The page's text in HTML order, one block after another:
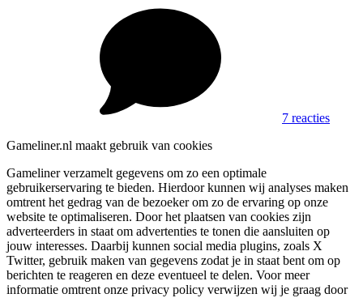
7 reacties
Gameliner.nl maakt gebruik van cookies
Gameliner verzamelt gegevens om zo een optimale
gebruikerservaring te bieden. Hierdoor kunnen wij analyses maken
omtrent het gedrag van de bezoeker om zo de ervaring op onze
website te optimaliseren. Door het plaatsen van cookies zijn
adverteerders in staat om advertenties te tonen die aansluiten op
jouw interesses. Daarbij kunnen social media plugins, zoals X
Twitter, gebruik maken van gegevens zodat je in staat bent om op
berichten te reageren en deze eventueel te delen. Voor meer
informatie omtrent onze privacy policy verwijzen wij je graag door